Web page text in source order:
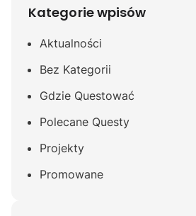
Kategorie wpisów
Aktualności
Bez Kategorii
Gdzie Questować
Polecane Questy
Projekty
Promowane